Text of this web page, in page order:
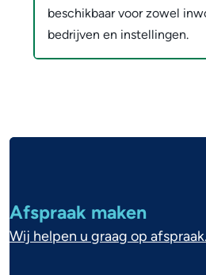
beschikbaar voor zowel
bedrijven en instellingen.
g
e
Afspraak maken
Wij helpen u graag op afspraak.